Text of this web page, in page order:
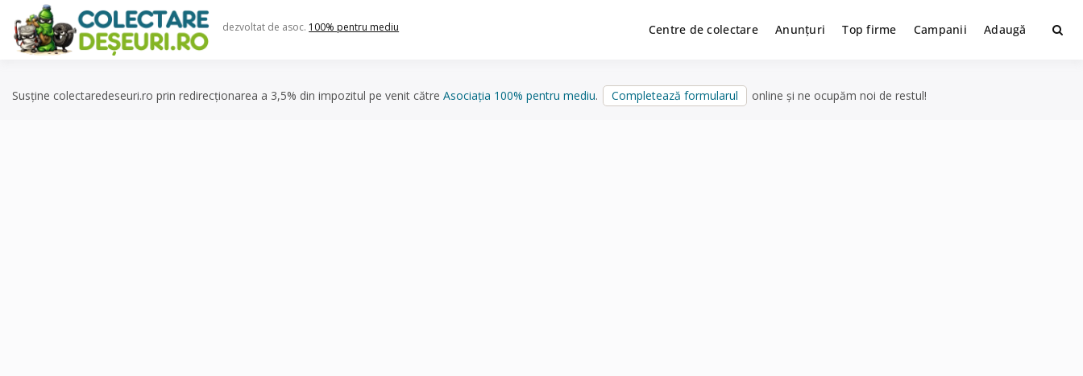
content
dezvoltat de asoc. 100% pentru mediu Centre de colectare Anunțuri Top firme Campanii Adaugă
Susține colectaredeseuri.ro prin redirecționarea a 3,5% din impozitul pe venit către Asociația 100% pentru mediu. Completează formularul online și ne ocupăm noi de restul!